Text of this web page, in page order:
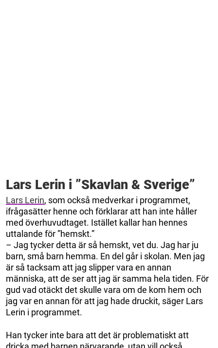
Lars Lerin i ”Skavlan & Sverige”
Lars Lerin, som också medverkar i programmet,
ifrågasätter henne och förklarar att han inte håller
med överhuvudtaget. Istället kallar han hennes
uttalande för ”hemskt.”
– Jag tycker detta är så hemskt, vet du. Jag har ju
barn, små barn hemma. En del går i skolan. Men jag
är så tacksam att jag slipper vara en annan
människa, att de ser att jag är samma hela tiden. För
gud vad otäckt det skulle vara om de kom hem och
jag var en annan för att jag hade druckit, säger Lars
Lerin i programmet.
Han tycker inte bara att det är problematiskt att